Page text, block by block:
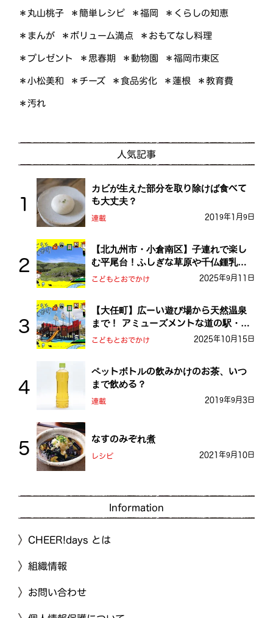
＊丸山桃子 ＊簡単レシピ ＊福岡 ＊くらしの知恵
＊まんが ＊ボリューム満点 ＊おもてなし料理
＊プレゼント ＊思春期 ＊動物園 ＊福岡市東区
＊小松美和 ＊チーズ ＊食品劣化 ＊蓮根 ＊教育費
＊汚れ
人気記事
カビが生えた部分を取り除けば食べて
も大丈夫？
連載 2019年1月9日
【北九州市・小倉南区】子連れで楽し
む平尾台！ふしぎな草原や千仏鍾乳洞
を探検しよう！
こどもとおでかけ 2025年9月11日
【大任町】広ーい遊び場から天然温泉
まで！ アミューズメントな道の駅・お
おとう桜街道
こどもとおでかけ 2025年10月15日
ペットボトルの飲みかけのお茶、いつ
まで飲める？
連載 2019年9月3日
なすのみぞれ煮
レシピ 2021年9月10日
Information
CHEER!days とは
組織情報
お問い合わせ